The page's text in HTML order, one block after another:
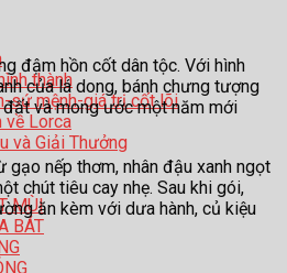
thành
sứ mệnh-giá trị cốt lõi
về Lorca
và Giải Thưởng
MÙI
BÁT
đậm hồn cốt dân tộc. Với hình
của lá dong, bánh chưng tượng
và mong ước một năm mới
gạo nếp thơm, nhân đậu xanh ngọt
chút tiêu cay nhẹ. Sau khi gói,
ăn kèm với dưa hành, củ kiệu